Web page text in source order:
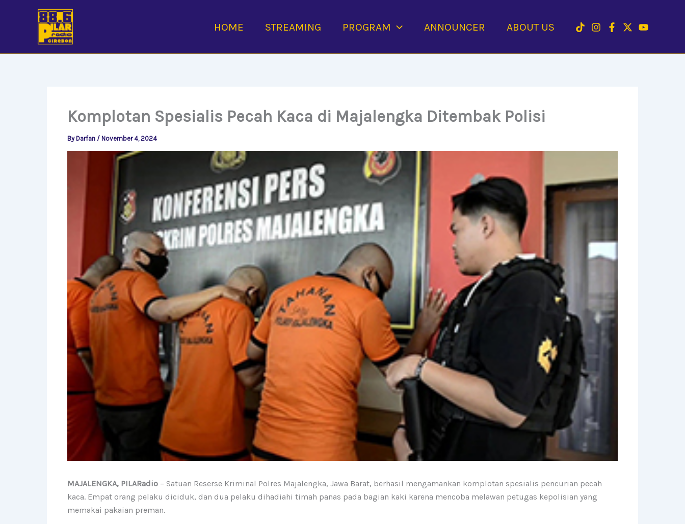
HOME STREAMING PROGRAM ANNOUNCER ABOUT US
Komplotan Spesialis Pecah Kaca di Majalengka Ditembak Polisi
By Darfan / November 4, 2024
MAJALENGKA, PILARadio – Satuan Reserse Kriminal Polres Majalengka, Jawa Barat, berhasil mengamankan komplotan spesialis pencurian pecah
kaca. Empat orang pelaku diciduk, dan dua pelaku dihadiahi timah panas pada bagian kaki karena mencoba melawan petugas kepolisian yang
memakai pakaian preman.